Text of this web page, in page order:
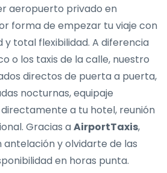
aeropuerto privado en
forma de empezar tu viaje con
y total flexibilidad. A diferencia
o los taxis de la calle, nuestro
directos de puerta a puerta,
nocturnas, equipaje
a tu hotel, reunión
Gracias aAirportTaxis,
y olvidarte de las
en horas punta.